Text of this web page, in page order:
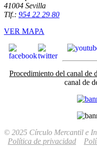
41004 Sevilla
Tlf.: 954 22 29 80
VER MAPA
Procedimiento del canal de
canal de
© 2025 Círculo Mercantil e
Política de privacidad